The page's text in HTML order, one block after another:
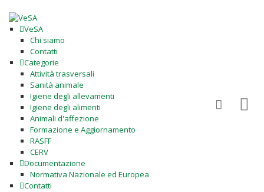
VeSA
Chi siamo
Contatti
Categorie
Attività trasversali
Sanità animale
Igiene degli allevamenti
Igiene degli alimenti
Animali d'affezione
Formazione e Aggiornamento
RASFF
CERV
Documentazione
Normativa Nazionale ed Europea
Contatti